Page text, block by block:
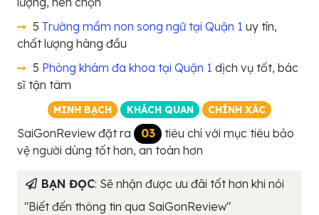
5 Trường mầm non song ngữ tại Quận 1 uy tín,
chất lượng hàng đầu
5 Phòng khám đa khoa tại Quận 1 dịch vụ tốt, bác
sĩ tận tâm
MINH BẠCH KHÁCH QUAN CHÍNH XÁC
SaiGonReview đặt ra 03
tiêu chí với mục tiêu bảo
vệ người dùng tốt hơn, an toàn hơn
BẠN ĐỌC: Sẽ nhận được ưu đãi tốt hơn khi nói
"Biết đến thông tin qua SaiGonReview"